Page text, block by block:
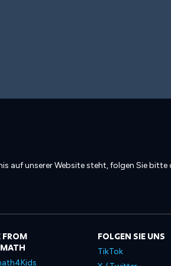
auf unserer Website steht, folgen Sie bitte
FROM
FOLGEN SIE UNS
TikTok